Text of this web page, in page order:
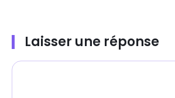
Laisser une réponse